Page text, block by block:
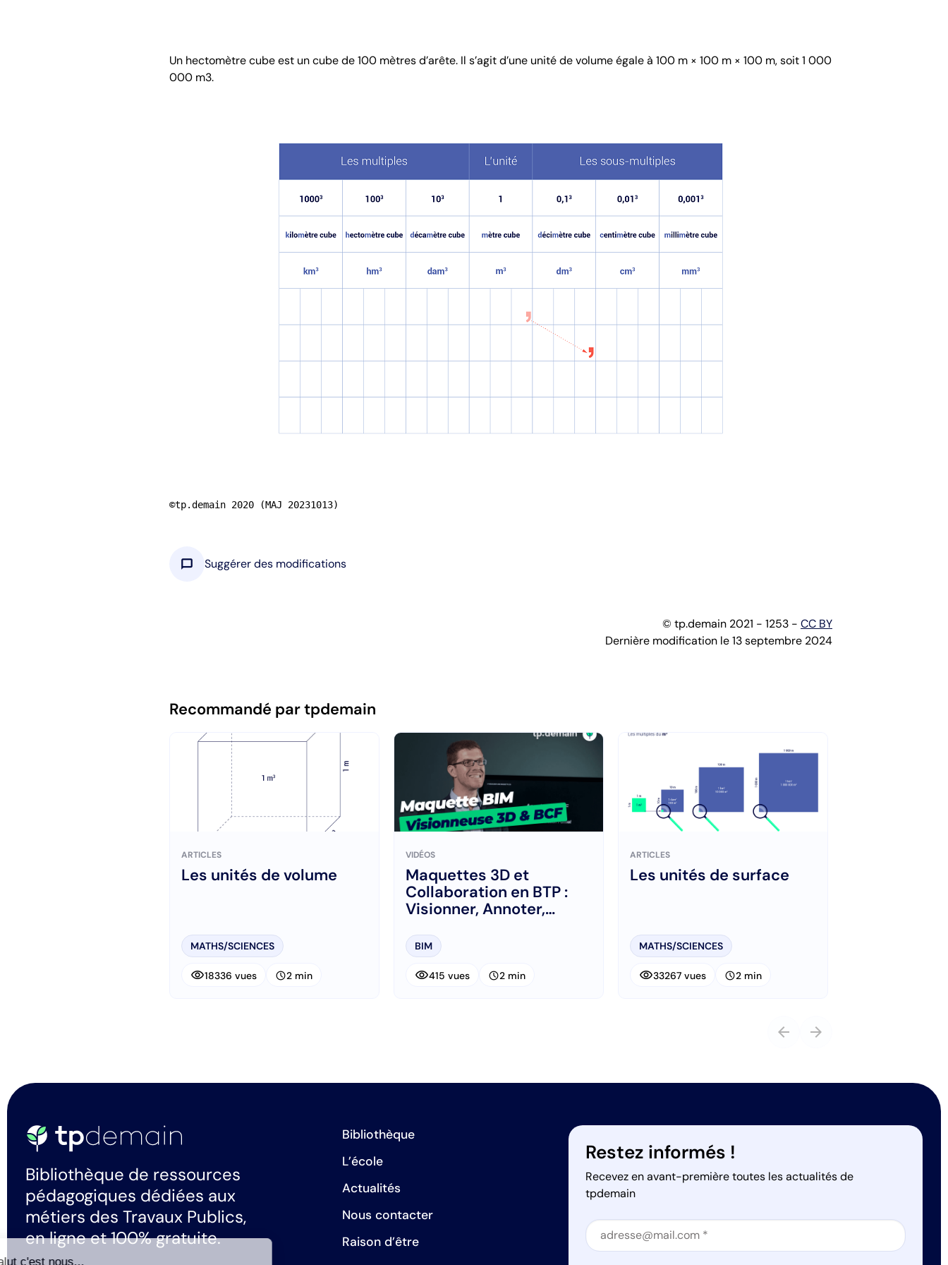
Un hectomètre cube est un cube de 100 mètres d’arête. Il s’agit d’une unité de volume égale à 100 m × 100 m × 100 m, soit 1 000
000 m3.
©tp.demain 2020 (MAJ 20231013)
chat_bubble Suggérer des modifications
© tp.demain 2021 - 1253 - CC BY
Dernière modification le 13 septembre 2024
Recommandé par tpdemain
ARTICLES
Les unités de volume
MATHS/SCIENCES
visibility18336 vues schedule2 min
VIDÉOS
Maquettes 3D et
Collaboration en BTP :
Visionner, Annoter,
BIM
visibility415 vues schedule2 min
ARTICLES
Les unités de surface
MATHS/SCIENCES
visibility33267 vues schedule2 min
arrow_back arrow_forward
Bibliothèque de ressources
pédagogiques dédiées aux
métiers des Travaux Publics,
en ligne et 100% gratuite.
Bibliothèque
L’école
Actualités
Nous contacter
Raison d’être
Restez informés !
Recevez en avant-première toutes les actualités de
tpdemain
Section
Salut c'est nous...